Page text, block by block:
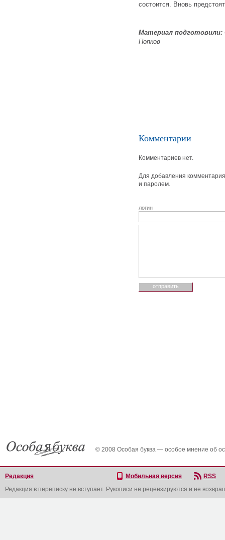
состоится. Вновь
Материал подготовили:
Попков
Комментарии
Комментариев нет.
Для добавления
и паролем.
логин
© 2008 Особая буква — особое мнение об
Редакция Мобильная версия
RSS
Редакция в переписку не вступает. Рукописи не рецензируются и не